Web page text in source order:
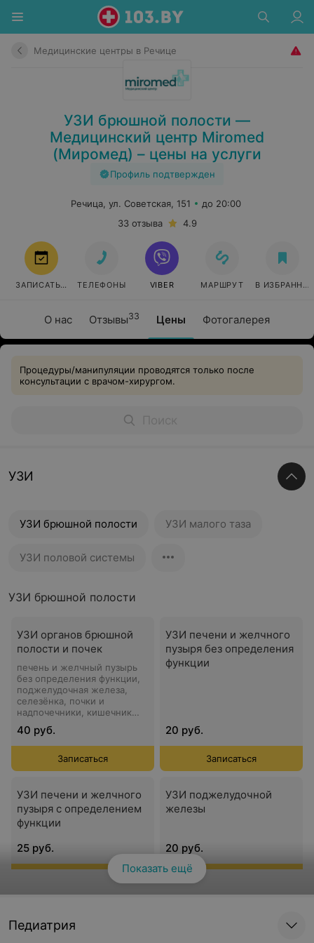
Медицинские центры в Речице
УЗИ брюшной полости —
Медицинский центр Miromed
(Миромед) – цены на услуги
Профиль подтвержден
О нас Отзывы33 Цены Фотогалерея
Речица, ул. Советская, 151
до 20:00
33 отзыва
4.9
ЗАПИСАТЬСЯ ТЕЛЕФОНЫ VIBER МАРШРУТ В ИЗБРАННОЕ
Процедуры/манипуляции проводятся только после
консультации с врачом-хирургом.
УЗИ
УЗИ брюшной полости УЗИ малого таза
УЗИ половой системы
УЗИ брюшной полости
УЗИ органов брюшной
полости и почек
печень и желчный пузырь
без определения функции,
поджелудочная железа,
селезёнка, почки и
надпочечники, кишечник
40 руб.
Записаться
УЗИ печени и желчного
пузыря без определения
функции
20 руб.
Записаться
УЗИ печени и желчного
пузыря с определением
функции
25 руб.
УЗИ поджелудочной
железы
20 руб.
Смотреть все
Показать ещё
Педиатрия